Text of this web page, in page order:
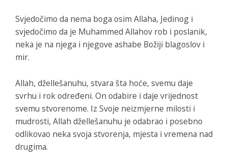
Svjedočimo da nema boga osim Allaha, Jedinog i
svjedočimo da je Muhammed Allahov rob i poslanik,
neka je na njega i njegove ashabe Božiji blagoslov i
mir.
Allah, džellešanuhu, stvara šta hoće, svemu daje
svrhu i rok određeni. On odabire i daje vrijednost
svemu stvorenome. Iz Svoje neizmjerne milosti i
mudrosti, Allah džellešanuhu je odabrao i posebno
odlikovao neka svoja stvorenja, mjesta i vremena nad
drugima.